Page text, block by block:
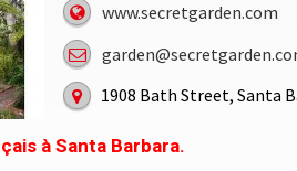
www.secretgarden.com
1908 Bath Street, Santa
à Santa Barbara.